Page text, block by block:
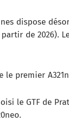
dispose
de 2026).
le premier
le GTF de